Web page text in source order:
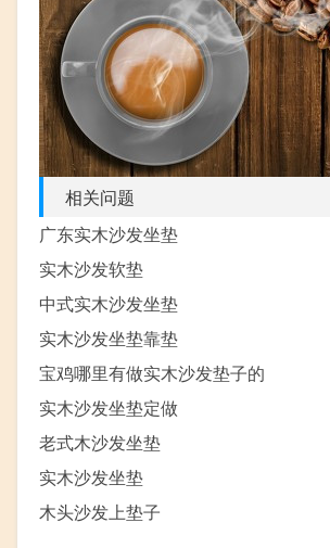
相关问题
广东实木沙发坐垫
实木沙发软垫
中式实木沙发坐垫
实木沙发坐垫靠垫
宝鸡哪里有做实木沙发垫子的
实木沙发坐垫定做
老式木沙发坐垫
实木沙发坐垫
木头沙发上垫子